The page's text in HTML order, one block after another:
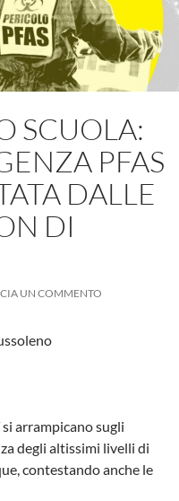
SCUOLA:
PFAS
DALLE
DI
UN COMMENTO
arrampicano sugli
degli altissimi livelli di
contestando anche le